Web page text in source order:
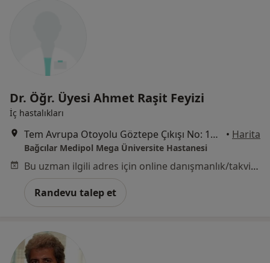
Dr. Öğr. Üyesi Ahmet Raşit Feyizi
İç hastalıkları
Tem Avrupa Otoyolu Göztepe Çıkışı No: 1Bağcılar, İstanbul • Harita
Bağcılar Medipol Mega Üniversite Hastanesi
Bu uzman ilgili adres için online danışmanlık/takvim sunmuyor.
Randevu talep et